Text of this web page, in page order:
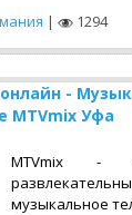
| 1294
-
MTVmix Уфа
MTVmix -
музыкальное